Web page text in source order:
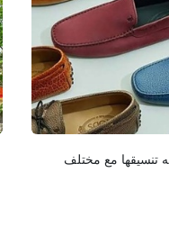
تنسیقها مع مختلف